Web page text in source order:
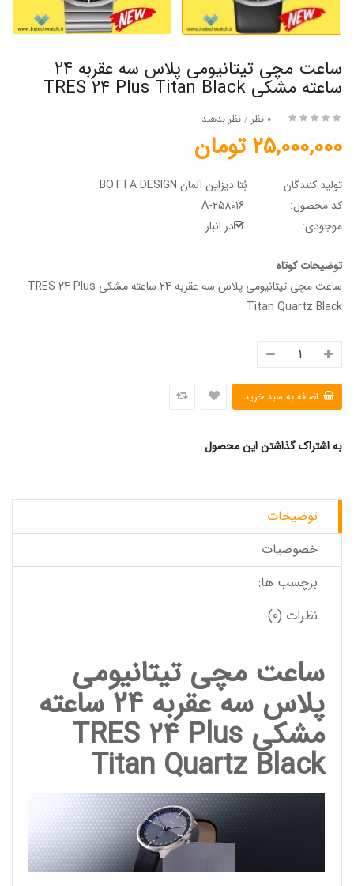
ساعت مچی تیتانیومی پلاس سه عقربه 24
ساعته مشکی TRES 24 Plus Titan Black
0 نظر / نظر بدهید
25,000,000 تومان
تولید کنندگان
بُتا دیزاین آلمان BOTTA DESIGN
کد محصول:
موجودی:
در انبار
توضیحات کوتاه
ساعت مچی تیتانیومی پلاس سه عقربه 24 ساعته مشکی TRES 24 Plus
Titan Quartz Black
به اشتراک گذاشتن این محصول
توضیحات
خصوصیات
برچسب ها:
نظرات (0)
ساعت مچی تیتانیومی
پلاس سه عقربه 24 ساعته
مشکی TRES 24 Plus
Titan Quartz Black